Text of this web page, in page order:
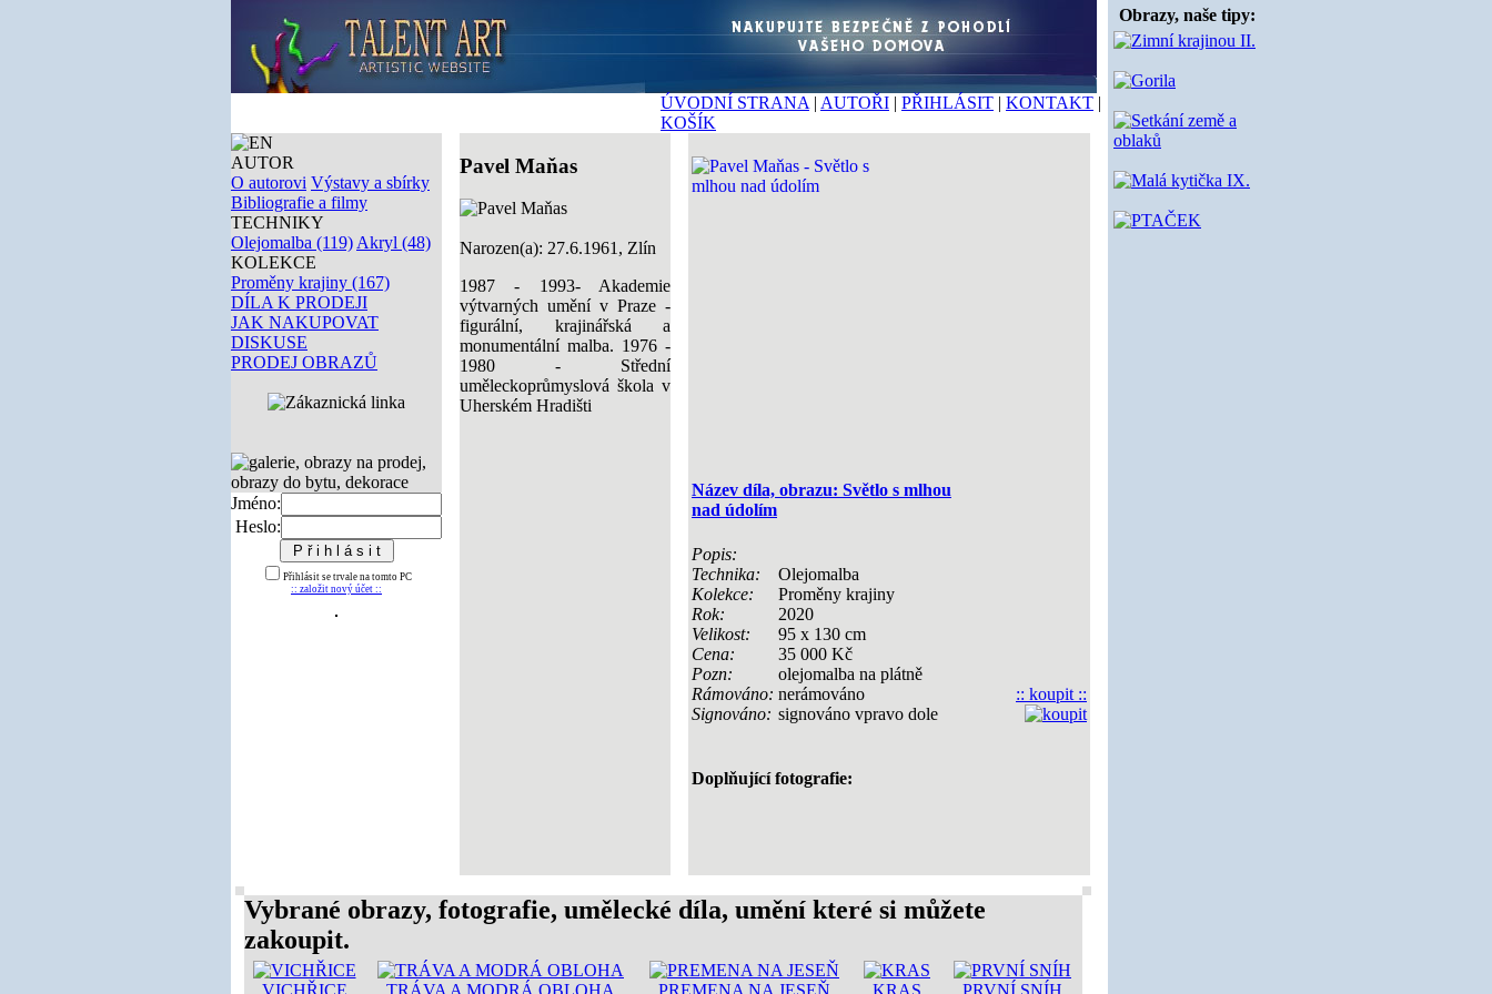
ÚVODNÍ STRANA | AUTOŘI | PŘIHLÁSIT | KONTAKT |
KOŠÍK
AUTOR
O autorovi Výstavy a sbírky
Bibliografie a filmy
TECHNIKY
Olejomalba (119) Akryl (48)
KOLEKCE
Proměny krajiny (167)
DÍLA K PRODEJI
JAK NAKUPOVAT
DISKUSE
PRODEJ OBRAZŮ
Jméno:
Heslo:
Přihlásit se trvale na tomto PC
:: založit nový účet ::
Pavel Maňas
Narozen(a): 27.6.1961, Zlín
1987 - 1993- Akademie
výtvarných umění v Praze -
figurální, krajinářská a
monumentální malba. 1976 -
1980 - Střední
uměleckoprůmyslová škola v
Uherském Hradišti
Název díla, obrazu: Světlo s mlhou
nad údolím
Popis:
Technika:
Olejomalba
Kolekce:
Proměny krajiny
Rok:
2020
Velikost:
95 x 130 cm
Cena:
35 000 Kč
Pozn:
olejomalba na plátně
Rámováno: nerámováno
Signováno: signováno vpravo dole
:: koupit ::
Doplňující fotografie:
Vybrané obrazy, fotografie, umělecké díla, umění které si můžete
zakoupit.
VICHŘICE TRÁVA A MODRÁ OBLOHA PREMENA NA JESEŇ KRAS PRVNÍ SNÍH
Obrazy, naše tipy: